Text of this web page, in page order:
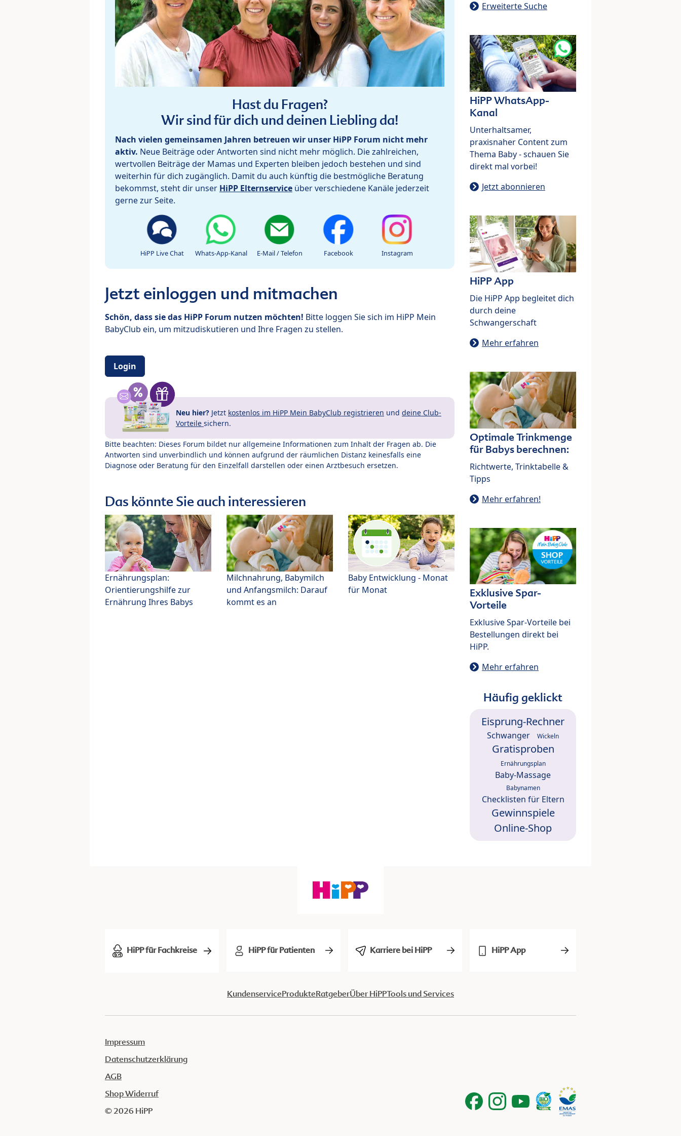
Hast du Fragen?
Wir sind für dich und deinen Liebling da!
Nach vielen gemeinsamen Jahren betreuen wir unser HiPP Forum nicht mehr
aktiv. Neue Beiträge oder Antworten sind nicht mehr möglich. Die zahlreichen,
wertvollen Beiträge der Mamas und Experten bleiben jedoch bestehen und sind
weiterhin für dich zugänglich. Damit du auch künftig die bestmögliche Beratung
bekommst, steht dir unser HiPP Elternservice über verschiedene Kanäle jederzeit
gerne zur Seite.
HiPP Live Chat Whats-App-Kanal E-Mail / Telefon Facebook Instagram
Jetzt einloggen und mitmachen
Schön, dass sie das HiPP Forum nutzen möchten! Bitte loggen Sie sich im HiPP Mein
BabyClub ein, um mitzudiskutieren und Ihre Fragen zu stellen.
Login
Neu hier? Jetzt kostenlos im HiPP Mein BabyClub registrieren und deine Club-
Vorteile sichern.
Bitte beachten: Dieses Forum bildet nur allgemeine Informationen zum Inhalt der Fragen ab. Die
Antworten sind unverbindlich und können aufgrund der räumlichen Distanz keinesfalls eine
Diagnose oder Beratung für den Einzelfall darstellen oder einen Arztbesuch ersetzen.
Das könnte Sie auch interessieren
Ernährungsplan:
Orientierungshilfe zur
Ernährung Ihres Babys
Milchnahrung, Babymilch
und Anfangsmilch: Darauf
kommt es an
Baby Entwicklung - Monat
für Monat
Erweiterte Suche
HiPP WhatsApp-
Kanal
Unterhaltsamer,
praxisnaher Content zum
Thema Baby - schauen Sie
direkt mal vorbei!
Jetzt abonnieren
HiPP App
Die HiPP App begleitet dich
durch deine
Schwangerschaft
Mehr erfahren
Optimale Trinkmenge
für Babys berechnen:
Richtwerte, Trinktabelle &
Tipps
Mehr erfahren!
Exklusive Spar-
Vorteile
Exklusive Spar-Vorteile bei
Bestellungen direkt bei
HiPP.
Mehr erfahren
Häufig geklickt
Eisprung-Rechner
Schwanger Wickeln
Gratisproben
Ernährungsplan
Baby-Massage
Babynamen
Checklisten für Eltern
Gewinnspiele
Online-Shop
HiPP für Fachkreise HiPP für Patienten Karriere bei HiPP HiPP App
KundenserviceProdukteRatgeberÜber HiPPTools und Services
Impressum
Datenschutzerklärung
AGB
Shop Widerruf
© 2026 HiPP